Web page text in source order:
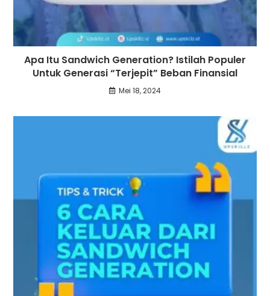
Apa Itu Sandwich Generation? Istilah Populer
Untuk Generasi “Terjepit” Beban Finansial
Mei 18, 2024